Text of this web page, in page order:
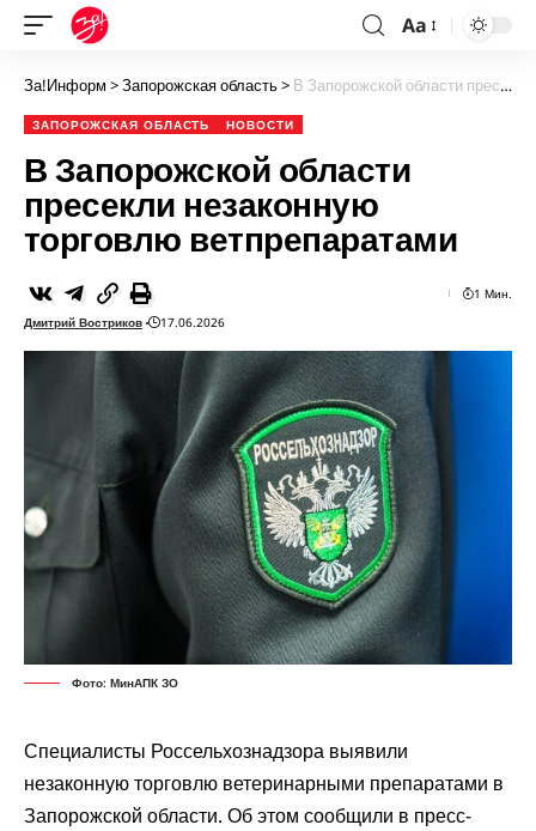
Aa
За!Информ >Запорожская область> В Запорожской области пресекли незаконную торговлю ветпрепаратами
ЗАПОРОЖСКАЯ ОБЛАСТЬ НОВОСТИ
В Запорожской области
пресекли незаконную
торговлю ветпрепаратами
Дмитрий Востриков 17.06.2026
1 Мин.
Фото: МинАПК ЗО
Специалисты Россельхознадзора выявили
незаконную торговлю ветеринарными препаратами в
Запорожской области. Об этом сообщили в пресс-